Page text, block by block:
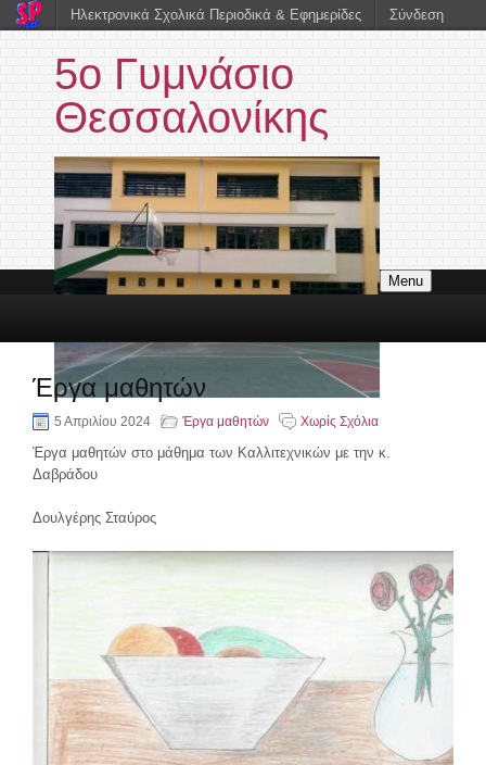
5ο Γυμνάσιο
Θεσσαλονίκης
Menu
Έργα μαθητών
5 Απριλίου 2024 Έργα μαθητών Χωρίς Σχόλια
Έργα μαθητών στο μάθημα των Καλλιτεχνικών με την κ.
Δαβράδου
Δουλγέρης Σταύρος
Ηλεκτρονικά Σχολικά Περιοδικά & Εφημερίδες Σύνδεση